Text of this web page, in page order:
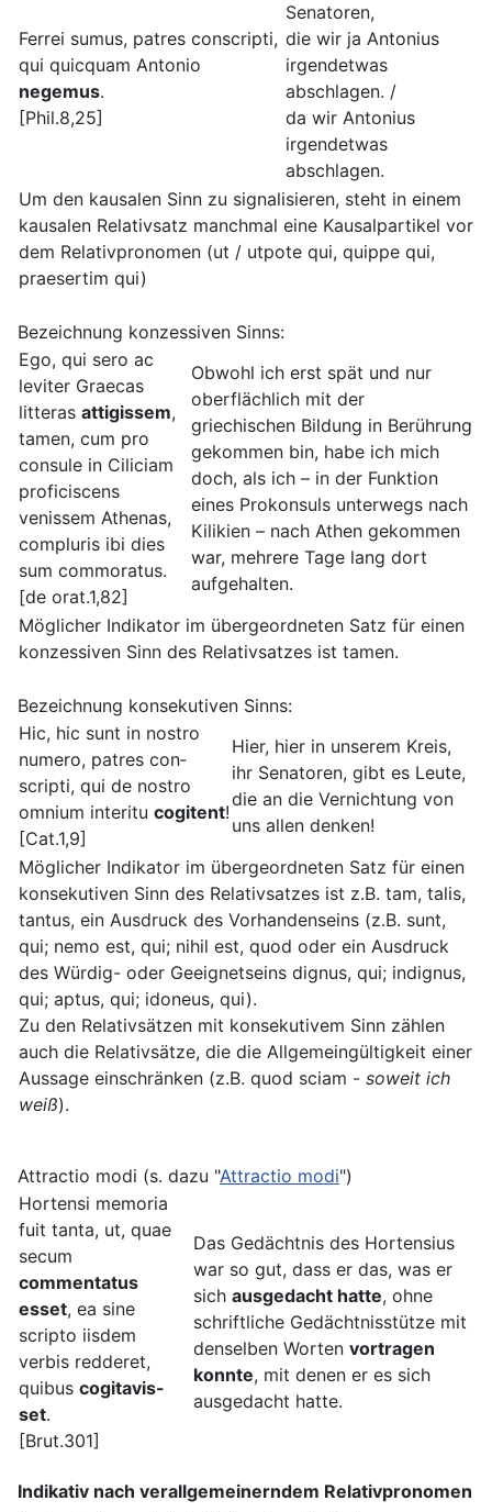
Ferrei sumus, patres conscripti,
qui quicquam Antonio
negemus.
[Phil.8,25]
Senatoren,
die wir ja Antonius
irgendetwas
abschlagen. /
da wir Antonius
irgendetwas
abschlagen.
Um den kausalen Sinn zu signalisieren, steht in einem
kausalen Relativsatz manchmal eine Kausalpartikel vor
dem Relativpronomen (ut / utpote qui, quippe qui,
praesertim qui)
Bezeichnung konzessiven Sinns:
Ego, qui sero ac
leviter Graecas
litteras attigissem,
tamen, cum pro
consule in Ciliciam
proficiscens
venissem Athenas,
compluris ibi dies
sum commoratus.
[de orat.1,82]
Obwohl ich erst spät und nur
oberflächlich mit der
griechischen Bildung in Berührung
gekommen bin, habe ich mich
doch, als ich – in der Funktion
eines Prokonsuls unterwegs nach
Kilikien – nach Athen gekommen
war, mehrere Tage lang dort
aufgehalten.
Möglicher Indikator im übergeordneten Satz für einen
konzessiven Sinn des Relativsatzes ist tamen.
Bezeichnung konsekutiven Sinns:
Hic, hic sunt in nostro
numero, patres con­
scripti, qui de nostro
omnium interitu cogitent!
[Cat.1,9]
Hier, hier in unserem Kreis,
ihr Senatoren, gibt es Leute,
die an die Vernichtung von
uns allen denken!
Möglicher Indikator im übergeordneten Satz für einen
konsekutiven Sinn des Relativsatzes ist z.B. tam, talis,
tantus, ein Ausdruck des Vorhandenseins (z.B. sunt,
qui; nemo est, qui; nihil est, quod oder ein Ausdruck
des Würdig- oder Geeignetseins dignus, qui; indignus,
qui; aptus, qui; idoneus, qui).
Zu den Relativsätzen mit konsekutivem Sinn zählen
auch die Relativsätze, die die Allgemeingültigkeit einer
Aussage einschränken (z.B. quod sciam - soweit ich
weiß).
Attractio modi (s. dazu "Attractio modi")
Hortensi memoria
fuit tanta, ut, quae
secum
commentatus
esset, ea sine
scripto iisdem
verbis redderet,
quibus cogitavis-
set.
[Brut.301]
Das Gedächtnis des Hortensius
war so gut, dass er das, was er
sich ausgedacht hatte, ohne
schriftliche Gedächtnisstütze mit
denselben Worten vortragen
konnte, mit denen er es sich
ausgedacht hatte.
Indikativ nach verallgemeinerndem Relativpronomen